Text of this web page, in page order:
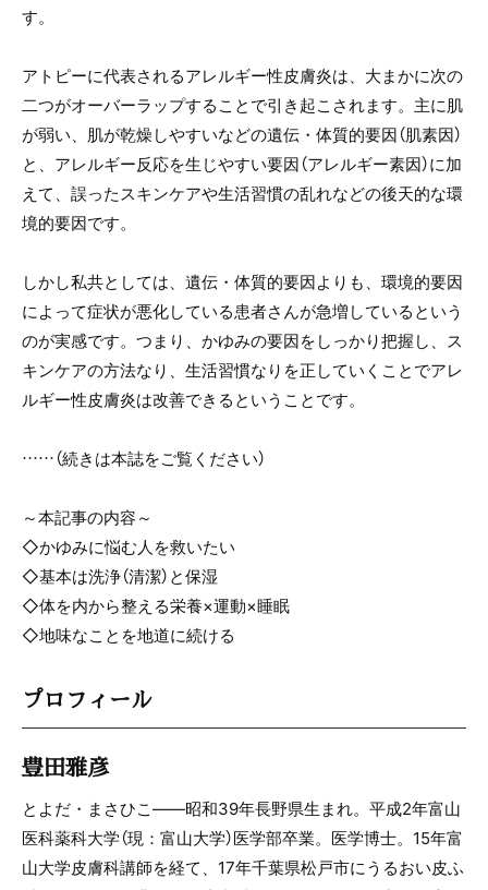
す。
アトピーに代表されるアレルギー性皮膚炎は、大まかに次の
二つがオーバーラップすることで引き起こされます。主に肌
が弱い、肌が乾燥しやすいなどの遺伝・体質的要因（肌素因）
と、アレルギー反応を生じやすい要因（アレルギー素因）に加
えて、誤ったスキンケアや生活習慣の乱れなどの後天的な環
境的要因です。
しかし私共としては、遺伝・体質的要因よりも、環境的要因
によって症状が悪化している患者さんが急増しているという
のが実感です。つまり、かゆみの要因をしっかり把握し、ス
キンケアの方法なり、生活習慣なりを正していくことでアレ
ルギー性皮膚炎は改善できるということです。
……（続きは本誌をご覧ください）
～本記事の内容～
◇かゆみに悩む人を救いたい
◇基本は洗浄（清潔）と保湿
◇体を内から整える栄養×運動×睡眠
◇地味なことを地道に続ける
プロフィール
豊田雅彦
とよだ・まさひこ――昭和39年長野県生まれ。平成2年富山
医科薬科大学（現：富山大学）医学部卒業。医学博士。15年富
山大学皮膚科講師を経て、17年千葉県松戸市にうるおい皮ふ